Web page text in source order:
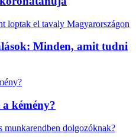
Minden, amit tudni
kémény?